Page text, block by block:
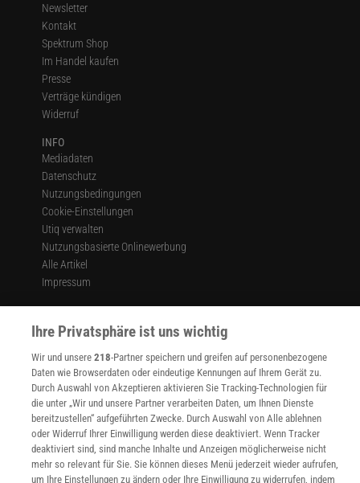
Newsletter
Kontakt
Spektrum Shop
Im Handel kaufen
Presse
Verträge kündigen
Widerruf
INFO
Mediadaten
Datenschutz
Nutzungsbedingungen
Cookie-Einstellungen
Utiq verwalten
Nutzungsbasierte Onlinewerbung
Alle Artikel
Impressum
WEITERE ANGEBOTE
Angebote für Schulen
Angebote für Institutionen
Sprachen lernen mit Gymglish
Lexika
Für Spektrum schreiben
Zugänglichkeitserklärung
WEBSEITEN
KielSCN
Wissenschaft in die Schulen
Ihre Privatsphäre ist uns wichtig
Wir und unsere218-Partner speichern und greifen auf personenbezogene
Daten wie Browserdaten oder eindeutige Kennungen auf Ihrem Gerät zu.
Durch Auswahl von Akzeptieren aktivieren Sie Tracking-Technologien für
die unter „Wir und unsere Partner verarbeiten Daten, um Ihnen Dienste
bereitzustellen“ aufgeführten Zwecke. Durch Auswahl von Alle ablehnen
oder Widerruf Ihrer Einwilligung werden diese deaktiviert. Wenn Tracker
deaktiviert sind, sind manche Inhalte und Anzeigen möglicherweise nicht
mehr so relevant für Sie. Sie können dieses Menü jederzeit wieder aufrufen,
um Ihre Einstellungen zu ändern oder Ihre Einwilligung zu widerrufen, indem